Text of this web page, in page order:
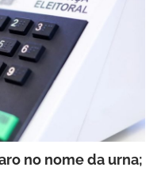
no nome da urna;